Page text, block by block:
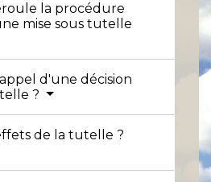
la procédure
mise sous tutelle
d'une décision
?
de la tutelle ?